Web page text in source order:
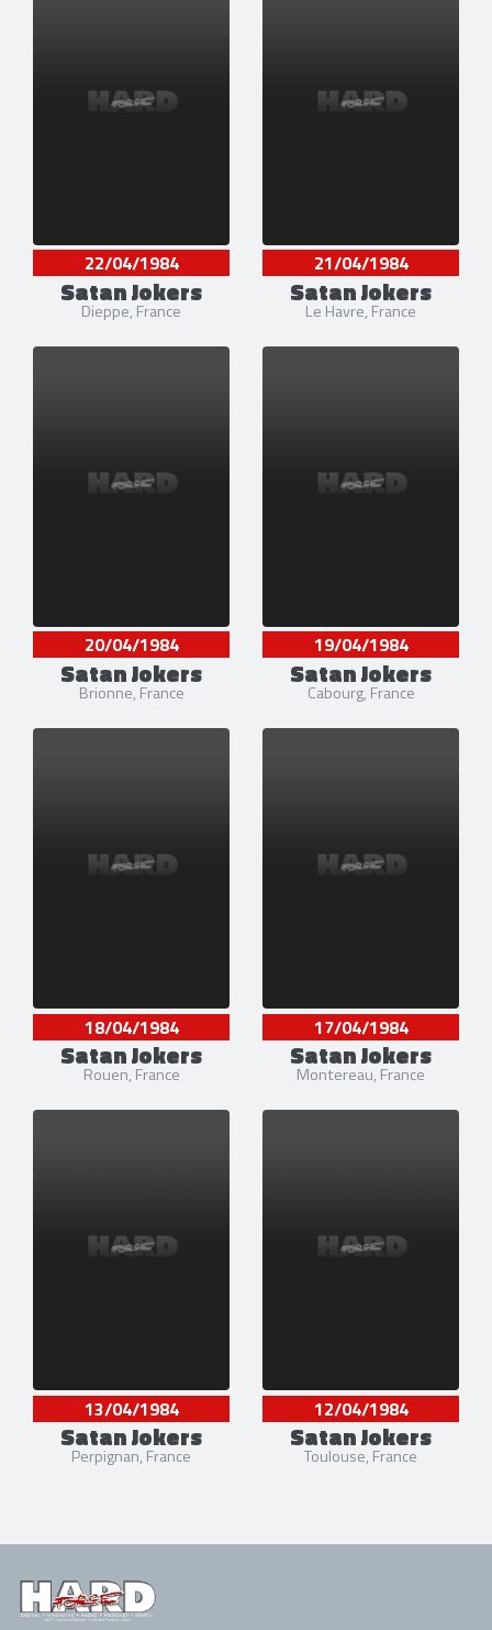
22/04/1984
Satan Jokers
Dieppe, France
21/04/1984
Satan Jokers
Le Havre, France
20/04/1984
Satan Jokers
Brionne, France
19/04/1984
Satan Jokers
Cabourg, France
18/04/1984
Satan Jokers
Rouen, France
17/04/1984
Satan Jokers
Montereau, France
13/04/1984
Satan Jokers
Perpignan, France
12/04/1984
Satan Jokers
Toulouse, France